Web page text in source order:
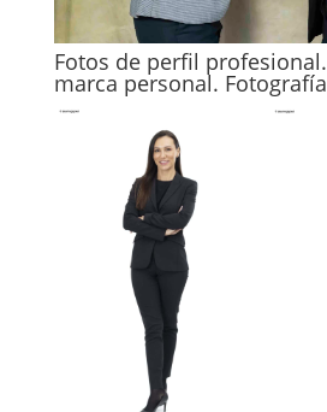
Fotos de perfil
marca personal.